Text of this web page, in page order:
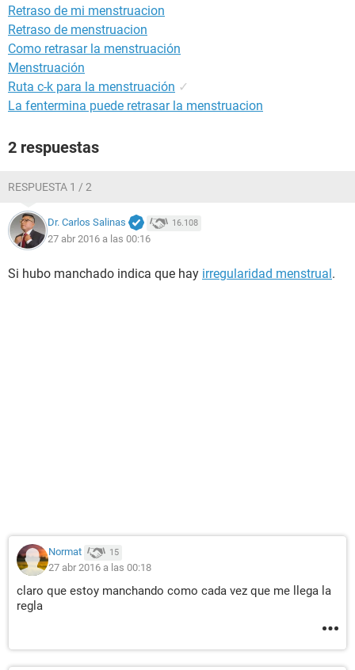
Retraso de mi menstruacion
Retraso de menstruacion
Como retrasar la menstruación
Menstruación
Ruta c-k para la menstruación ✓
La fentermina puede retrasar la menstruacion
2 respuestas
RESPUESTA 1 / 2
Dr. Carlos Salinas 16.108
27 abr 2016 a las 00:16
Si hubo manchado indica que hay irregularidad menstrual.
Normat 15
27 abr 2016 a las 00:18
claro que estoy manchando como cada vez que me llega la
regla